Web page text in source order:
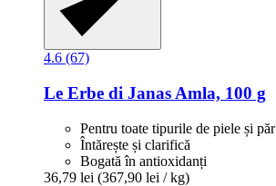
4.6 (67)
Le Erbe di Janas Amla, 100 g
Pentru toate tipurile de piele și păr
Întărește și clarifică
Bogată în antioxidanți
36,79 lei (367,90 lei / kg)